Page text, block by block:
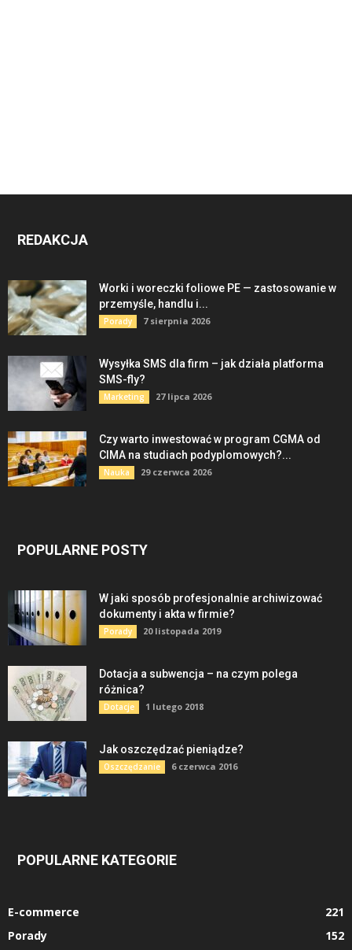
REDAKCJA
Worki i woreczki foliowe PE — zastosowanie w
przemyśle, handlu i...
Porady 7 sierpnia 2026
Wysyłka SMS dla firm – jak działa platforma
SMS-fly?
Marketing 27 lipca 2026
Czy warto inwestować w program CGMA od
CIMA na studiach podyplomowych?...
Nauka 29 czerwca 2026
POPULARNE POSTY
W jaki sposób profesjonalnie archiwizować
dokumenty i akta w firmie?
Porady 20 listopada 2019
Dotacja a subwencja – na czym polega
różnica?
Dotacje 1 lutego 2018
Jak oszczędzać pieniądze?
Oszczędzanie 6 czerwca 2016
POPULARNE KATEGORIE
E-commerce
221
Porady
152